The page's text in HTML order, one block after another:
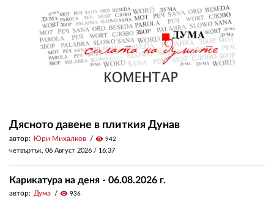
Дясното давене в плиткия Дунав
автор: Юри Михалков visibility 942
четвъртък, 06 Август 2026 / 16:37
Карикатура на деня - 06.08.2026 г.
автор: Дума visibility 936